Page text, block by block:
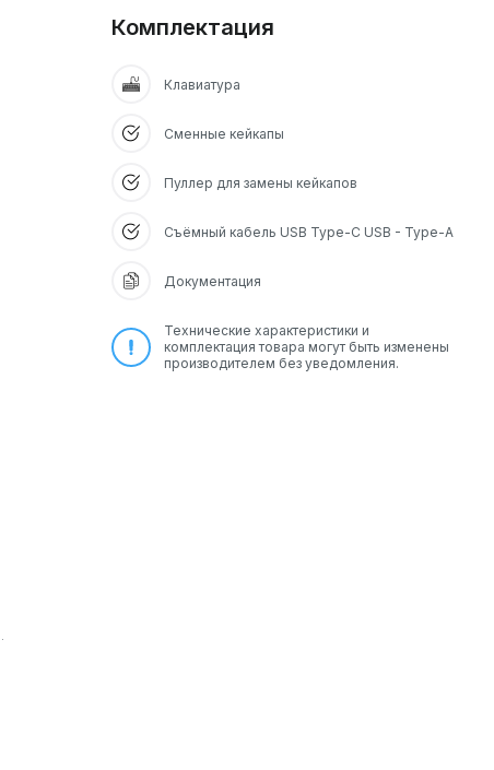
Комплектация
Клавиатура
Сменные кейкапы
Пуллер для замены кейкапов
Съёмный кабель USB Type-C USB - Type-A
Документация
Технические характеристики и
комплектация товара могут быть изменены
производителем без уведомления.